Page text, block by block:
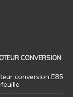
CONVERSION
conversion E85